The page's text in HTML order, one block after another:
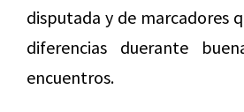
disputada y de marcadores
diferencias duerante
encuentros.